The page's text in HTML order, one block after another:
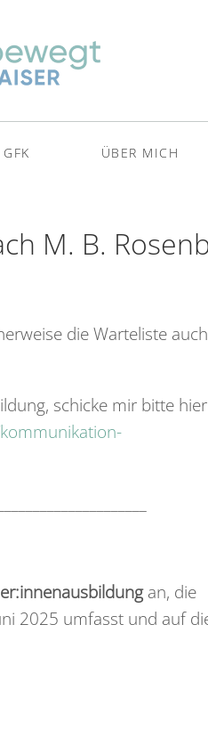
GFK ÜBER MICH
M. B.
die Warteliste auch
schicke mir bitte
an, die
2025 umfasst und auf